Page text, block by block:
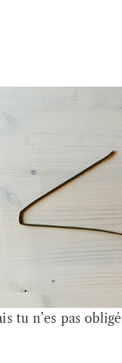
tu n’es pas obligé